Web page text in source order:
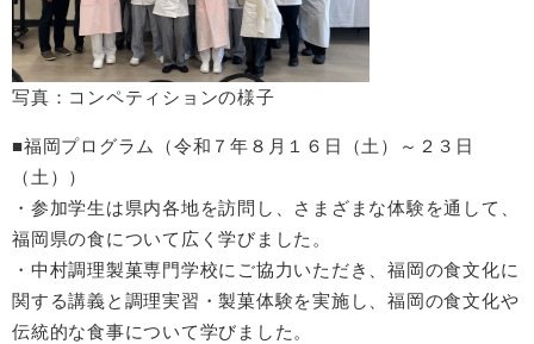
写真：コンペティションの様子​
■福岡プログラム（令和７年８月１６日（土）～２３日
（土））
・参加学生は県内各地を訪問し、さまざまな体験を通して、
福岡県の食について広く学びました。
​・中村調理製菓専門学校にご協力いただき、福岡の食文化に
関する講義と調理実習・製菓体験を実施し、福岡の食文化や
伝統的な食事について学びました。